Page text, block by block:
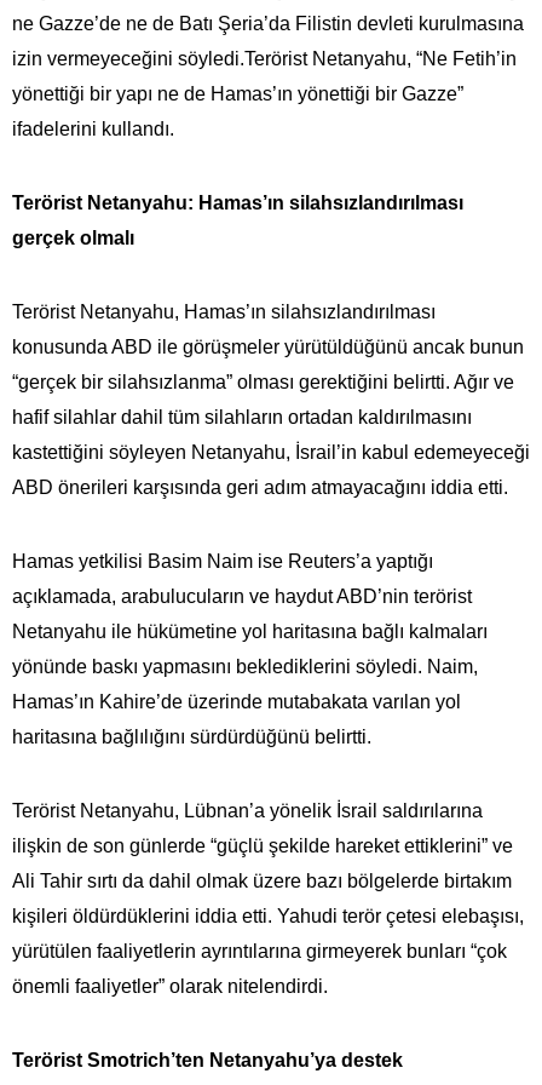
ne Gazze’de ne de Batı Şeria’da Filistin devleti kurulmasına
izin vermeyeceğini söyledi.Terörist Netanyahu, “Ne Fetih’in
yönettiği bir yapı ne de Hamas’ın yönettiği bir Gazze”
ifadelerini kullandı.
Terörist Netanyahu: Hamas’ın silahsızlandırılması
gerçek olmalı
Terörist Netanyahu, Hamas’ın silahsızlandırılması
konusunda ABD ile görüşmeler yürütüldüğünü ancak bunun
“gerçek bir silahsızlanma” olması gerektiğini belirtti. Ağır ve
hafif silahlar dahil tüm silahların ortadan kaldırılmasını
kastettiğini söyleyen Netanyahu, İsrail’in kabul edemeyeceği
ABD önerileri karşısında geri adım atmayacağını iddia etti.
Hamas yetkilisi Basim Naim ise Reuters’a yaptığı
açıklamada, arabulucuların ve haydut ABD’nin terörist
Netanyahu ile hükümetine yol haritasına bağlı kalmaları
yönünde baskı yapmasını beklediklerini söyledi. Naim,
Hamas’ın Kahire’de üzerinde mutabakata varılan yol
haritasına bağlılığını sürdürdüğünü belirtti.
Terörist Netanyahu, Lübnan’a yönelik İsrail saldırılarına
ilişkin de son günlerde “güçlü şekilde hareket ettiklerini” ve
Ali Tahir sırtı da dahil olmak üzere bazı bölgelerde birtakım
kişileri öldürdüklerini iddia etti. Yahudi terör çetesi elebaşısı,
yürütülen faaliyetlerin ayrıntılarına girmeyerek bunları “çok
önemli faaliyetler” olarak nitelendirdi.
Terörist Smotrich’ten Netanyahu’ya destek